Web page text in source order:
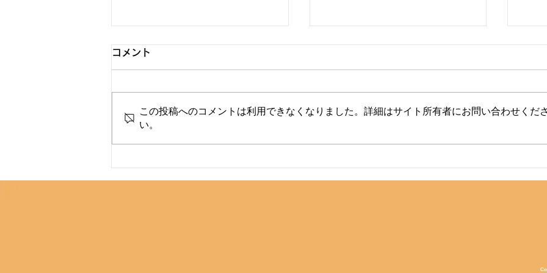
2027発売のお知らせです
2027 広告掲載企業様募集
本誌
コメント
この投稿へのコメントは利用できなくなりました。詳細はサイト所有者にお問い合わせくださ
い。